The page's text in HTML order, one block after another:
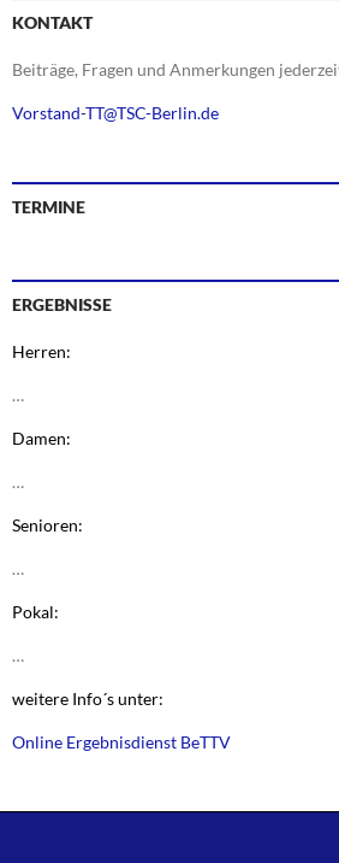
KONTAKT
Beiträge, Fragen und Anmerkungen
Vorstand-TT@TSC-Berlin.de
TERMINE
ERGEBNISSE
Herren:
…
Damen:
…
Senioren:
…
Pokal:
…
weitere Info´s unter:
Online Ergebnisdienst BeTTV